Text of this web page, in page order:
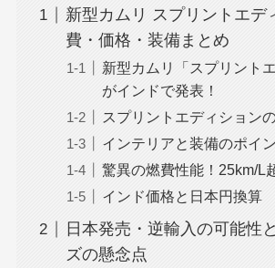
新型カムリ スプリントエデ
費・価格・装備まとめ
新型カムリ「スプリント
がインドで発表！
スプリントエディション
インテリアと装備のポイ
驚異の燃費性能！25km/L
インド価格と日本円換算
日本発売・逆輸入の可能性
ズの懸念点